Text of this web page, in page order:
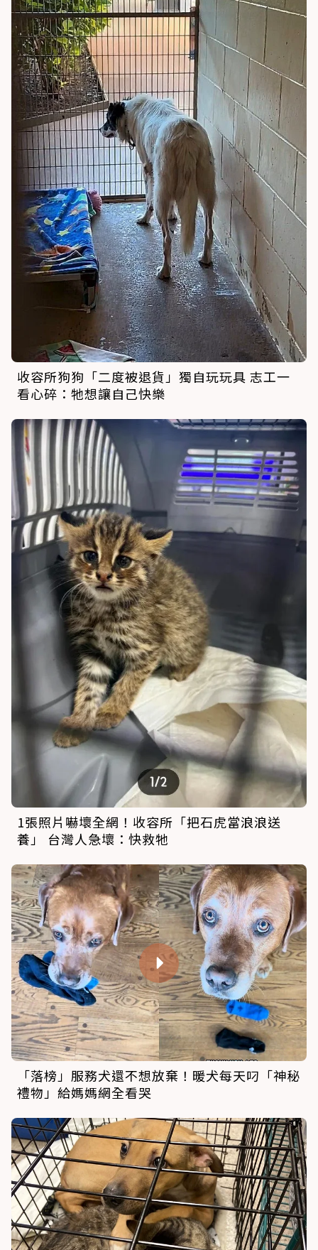
收容所狗狗「二度被退貨」獨自玩玩具 志工一
看心碎：牠想讓自己快樂
1張照片嚇壞全網！收容所「把石虎當浪浪送
養」 台灣人急壞：快救牠
「落榜」服務犬還不想放棄！暖犬每天叼「神秘
禮物」給媽媽網全看哭